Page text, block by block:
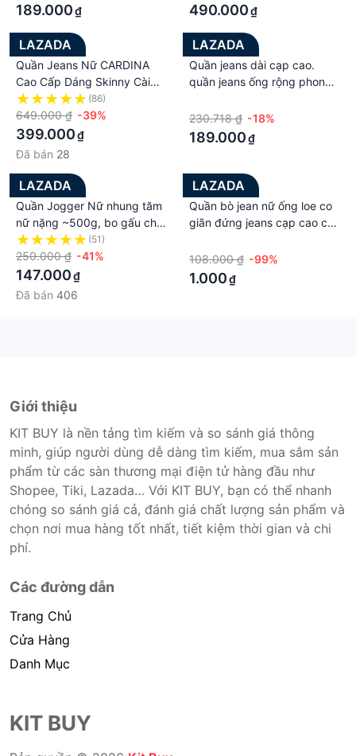
189.000₫ 490.000₫
LAZADA
Quần Jeans Nữ CARDINA
Cao Cấp Dáng Skinny Cài
Khuy Có Khóa Kéo 2QF16
(86)
649.000 ₫ -39%
399.000₫
Đã bán 28
LAZADA
Quần jeans dài cạp cao.
quần jeans ống rộng phong
230.718 ₫ -18%
189.000₫
LAZADA
Quần Jogger Nữ nhung tăm
nữ nặng ~500g, bo gấu chất
nhung cao cấp dày dặn co
giãn mặc ấm m80
(51)
250.000 ₫ -41%
147.000₫
Đã bán 406
LAZADA
Quần bò jean nữ ống loe co
giãn đứng jeans cạp cao cao
108.000 ₫ -99%
1.000₫
Giới thiệu
KIT BUY là nền tảng tìm kiếm và so sánh giá thông
minh, giúp người dùng dễ dàng tìm kiếm, mua sắm sản
phẩm từ các sàn thương mại điện tử hàng đầu như
Shopee, Tiki, Lazada… Với KIT BUY, bạn có thể nhanh
chóng so sánh giá cả, đánh giá chất lượng sản phẩm và
chọn nơi mua hàng tốt nhất, tiết kiệm thời gian và chi
phí.
Các đường dẫn
Trang Chủ
Cửa Hàng
Danh Mục
KIT BUY